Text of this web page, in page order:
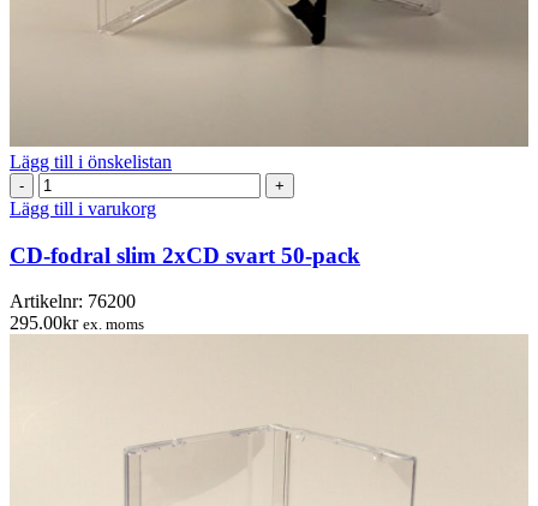
Lägg till i önskelistan
CD-
fodral
slim
2xCD
svart
50-
pack
mängd
Lägg till i varukorg
CD-fodral slim 2xCD svart 50-pack
Artikelnr: 76200
295.00kr ex. moms